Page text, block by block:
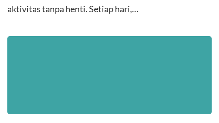
aktivitas tanpa henti. Setiap hari,…